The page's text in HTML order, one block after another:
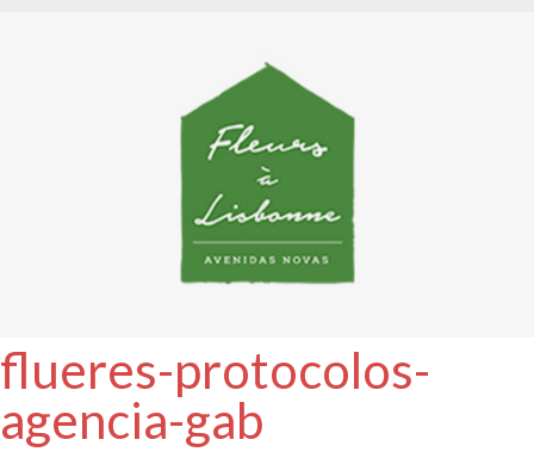
flueres-protocolos-
agencia-gab